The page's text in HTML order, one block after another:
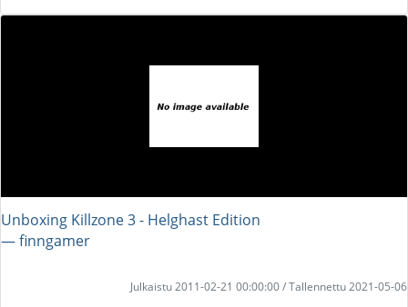
Unboxing Killzone 3 - Helghast Edition
― finngamer
Julkaistu 2011-02-21 00:00:00 / Tallennettu 2021-05-06